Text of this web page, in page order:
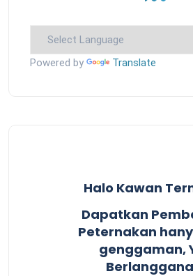
Powered by Translate
Halo Kawan
Dapatkan
Peternakan
genggaman,